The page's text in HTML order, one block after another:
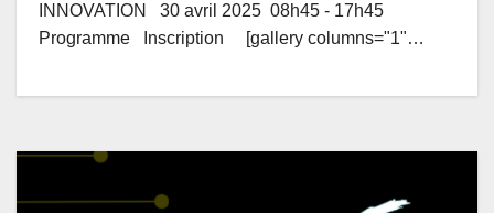
INNOVATION 30 avril 2025 08h45 - 17h45
Programme Inscription [gallery columns="1"…